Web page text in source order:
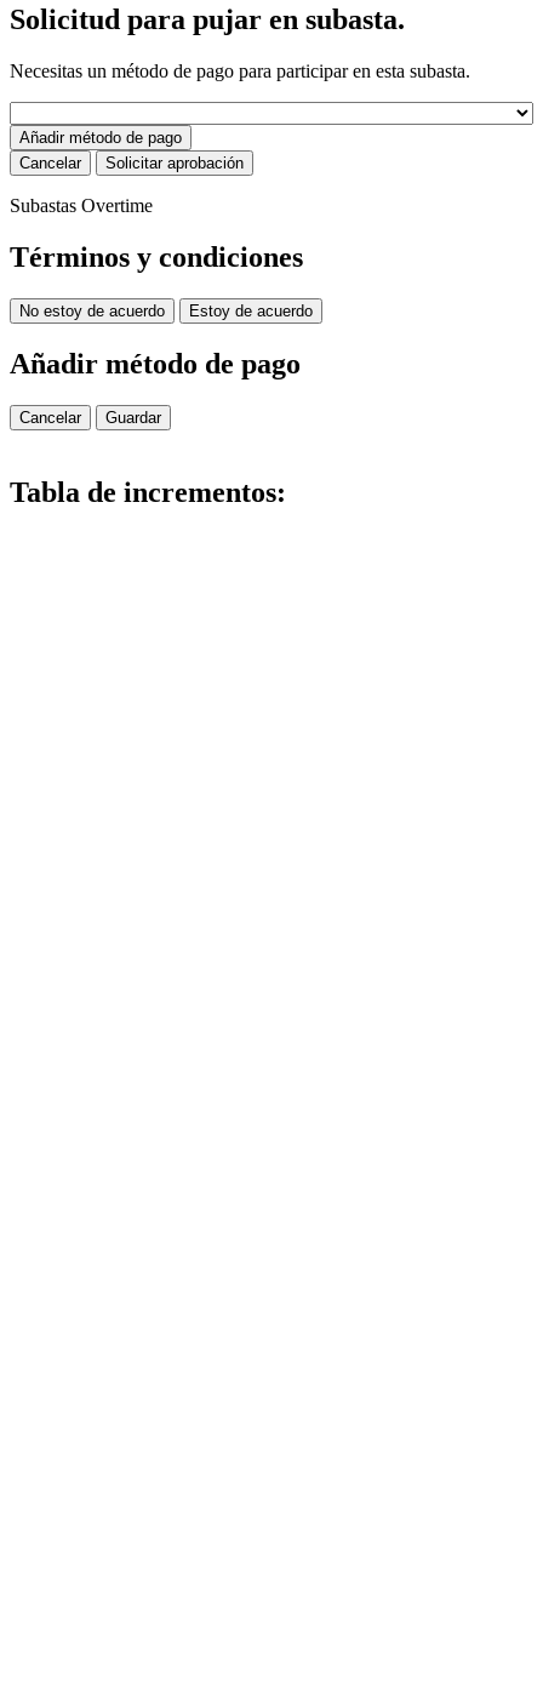
Solicitud para pujar en subasta.
Necesitas un método de pago para participar en esta subasta.
Añadir método de pago
Cancelar
Solicitar aprobación
Subastas Overtime
Términos y condiciones
No estoy de acuerdo Estoy de acuerdo
Añadir método de pago
Cancelar Guardar
Tabla de incrementos: